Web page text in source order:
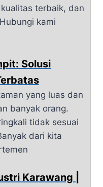
terbaik, dan
kami
Solusi
yang luas dan
banyak orang.
tidak sesuai
dari kita
Karawang |